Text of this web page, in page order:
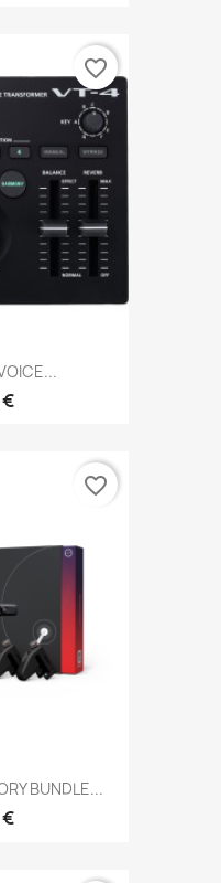
favorite_border
BUNDLE...
favorite_border